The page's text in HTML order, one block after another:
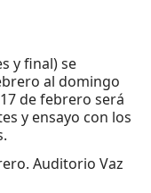
y final) se
al domingo
de febrero será
y ensayo con los
Auditorio Vaz